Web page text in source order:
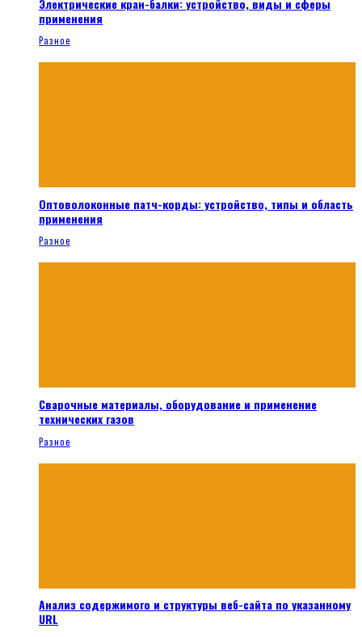
применения
Разное
Оптоволоконные патч-корды: устройство, типы и область
применения
Разное
Сварочные материалы, оборудование и применение
технических газов
Разное
Анализ содержимого и структуры веб-сайта по указанному
URL